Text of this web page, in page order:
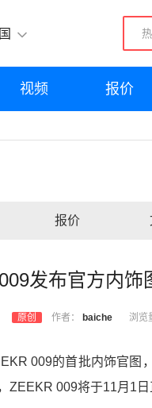
视频 报价
报价
发布官方内饰
原创 作者： baiche 浏览
009的首批内饰官图
ZEEKR 009将于11月1日